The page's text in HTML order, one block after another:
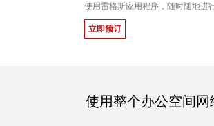
使用雷格斯应用程序，随时随地进
立即预订
使用整个办公空间网